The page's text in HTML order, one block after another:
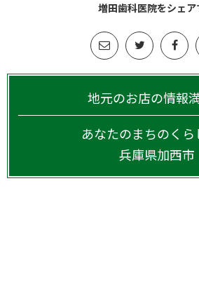
増田歯科医院をシェア
地元のお店の情報
あなたのまちのく
兵庫県加西市